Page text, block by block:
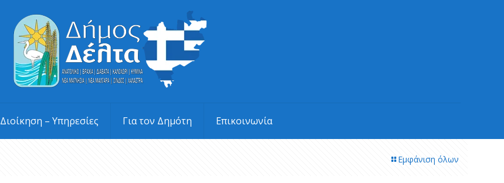
Διοίκηση – Υπηρεσίες Για τον Δημότη Επικοινωνία
Εμφάνιση όλων